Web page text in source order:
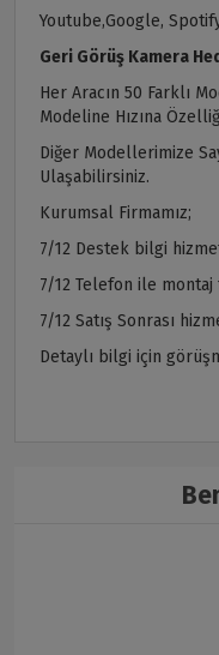
Youtube,Google,
Geri Görüş Kamera
Her Aracın 50 Farklı
Modeline Hızına
Diğer Modellerimize
Ulaşabilirsiniz.
Kurumsal Firmamız;
7/12 Destek bilgi
7/12 Telefon ile
7/12 Satış Sonrası
Detaylı bilgi için